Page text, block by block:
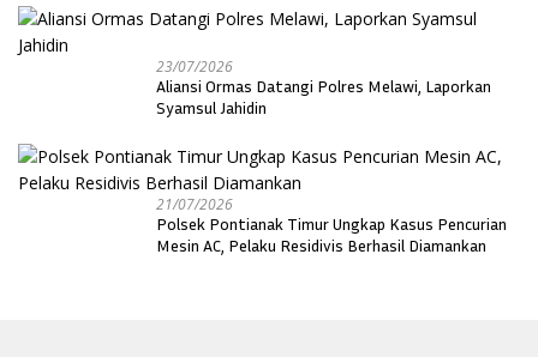
23/07/2026
Aliansi Ormas Datangi Polres Melawi, Laporkan
Syamsul Jahidin
21/07/2026
Polsek Pontianak Timur Ungkap Kasus Pencurian
Mesin AC, Pelaku Residivis Berhasil Diamankan